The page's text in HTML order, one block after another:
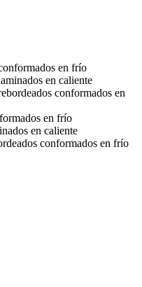
en frío
en caliente
conformados en
en frío
en caliente
conformados en frío